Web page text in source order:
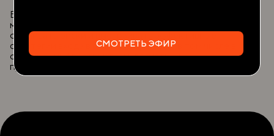
Его компания помогает китайским и
международным инвесторам анализировать рынки,
оценивать риски и выстраивать эффективные
стратегии входа в сложные проекты, в том числе в
секторах инфраструктуры, логистики и
промышленности.
СМОТРЕТЬ ЭФИР